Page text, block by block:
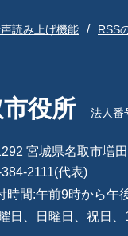
読み上げ機能 RSS
役所 法人番
宮城県名取市増
2111(代表)
時間:午前9時から午
日、日曜日、祝日